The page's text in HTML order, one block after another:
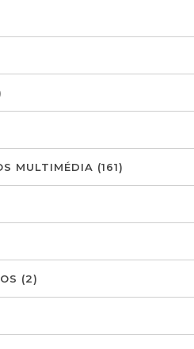
MULTIMÉDIA (161)
(2)